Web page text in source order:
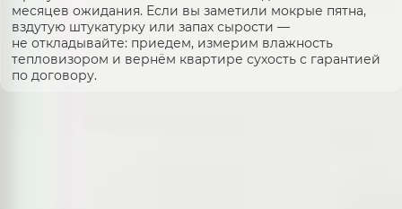
месяцев ожидания. Если вы заметили мокрые пятна,
вздутую штукатурку или запах сырости —
не откладывайте: приедем, измерим влажность
тепловизором и вернём квартире сухость с гарантией
по договору.